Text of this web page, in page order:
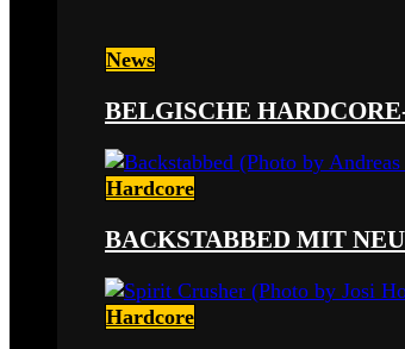
News
BELGISCHE
Hardcore
BACKSTABBED MIT
Hardcore